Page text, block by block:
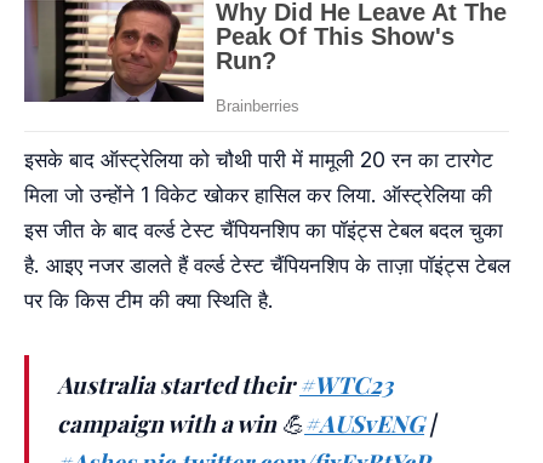
इसके बाद ऑस्ट्रेलिया को चौथी पारी में मामूली 20 रन का टारगेट
मिला जो उन्होंने 1 विकेट खोकर हासिल कर लिया. ऑस्ट्रेलिया की
इस जीत के बाद वर्ल्ड टेस्ट चैंपियनशिप का पॉइंट्स टेबल बदल चुका
है. आइए नजर डालते हैं वर्ल्ड टेस्ट चैंपियनशिप के ताज़ा पॉइंट्स टेबल
पर कि किस टीम की क्या स्थिति है.
Australia started their#WTC23
campaign with a win 💪#AUSvENG|